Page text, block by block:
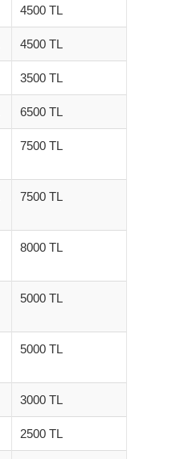
4500 TL
4500 TL
3500 TL
6500 TL
7500 TL
7500 TL
8000 TL
5000 TL
5000 TL
3000 TL
2500 TL